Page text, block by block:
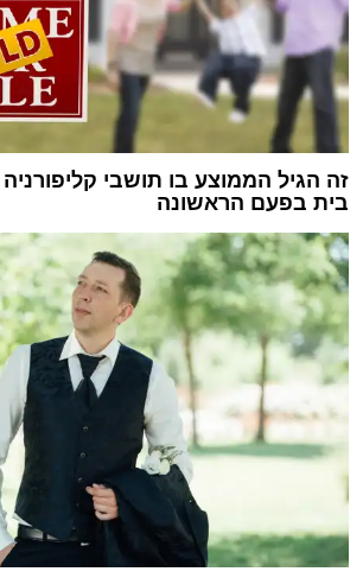
זה הגיל הממוצע בו תושבי קליפורניה
בית בפעם הראשונה